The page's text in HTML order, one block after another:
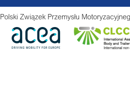
Polski Związek Przemysłu